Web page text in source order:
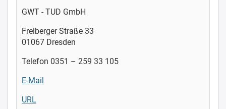
GWT - TUD GmbH
Freiberger Straße 33
01067 Dresden
Telefon 0351 – 259 33 105
E-Mail
URL